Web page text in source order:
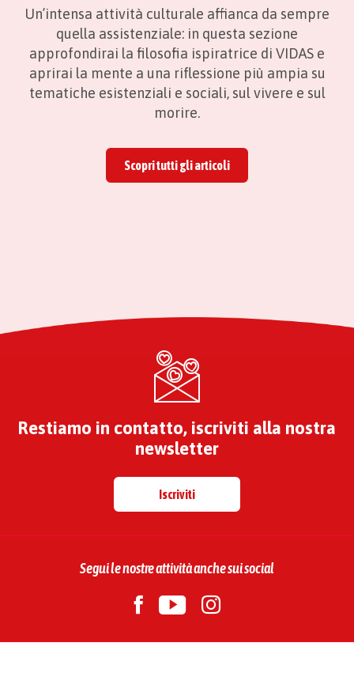
Un’intensa attività culturale affianca da sempre
quella assistenziale: in questa sezione
approfondirai la filosofia ispiratrice di VIDAS e
aprirai la mente a una riflessione più ampia su
tematiche esistenziali e sociali, sul vivere e sul
morire.
Scopri tutti gli articoli
Restiamo in contatto, iscriviti alla nostra
newsletter
Iscriviti
Segui le nostre attività anche sui social